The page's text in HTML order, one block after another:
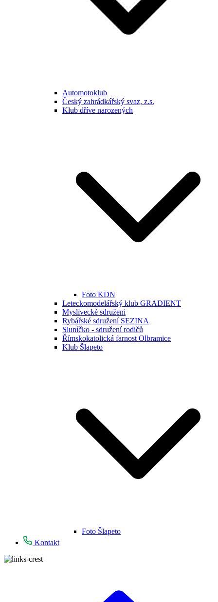
Automotoklub
Český zahrádkářský svaz, z.s.
Klub dříve narozených
Foto KDN
Leteckomodelářský klub GRADIENT
Myslivecké sdružení
Rybářské sdružení SEZINA
Sluníčko - sdružení rodičů
Římskokatolická farnost Olbramice
Klub Šlapeto
Foto Šlapeto
Kontakt